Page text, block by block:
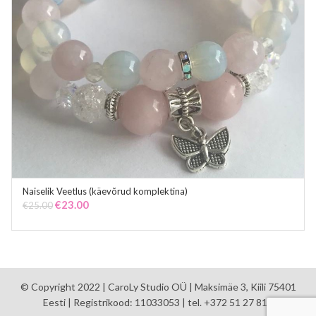
ADD TO CART
Naiselik Veetlus (käevõrud komplektina)
€25.00Original
was:
€23.00Current
is:
© Copyright 2022 | CaroLy Studio OÜ | Maksimäe 3, Kiili 75401
Eesti | Registrikood: 11033053 | tel. +372 51 27 810